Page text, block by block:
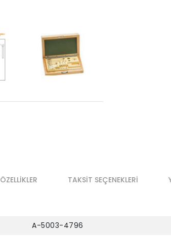
ÖZELLIKLER TAKSIT SEÇENEKLERI
A-5003-4796